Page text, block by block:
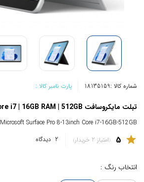
شماره کالا :18135159 پارت نامبر کالا :
تبلت مایکروسافت Surface Pro 8 | Core i7 | 16GB RAM | 512GB
Microsoft Surface Pro 8-13inch Core i7-16GB-512GB
star
5 امتیاز 2 خریدار 2 دیدگاه
انتخاب رنگ :